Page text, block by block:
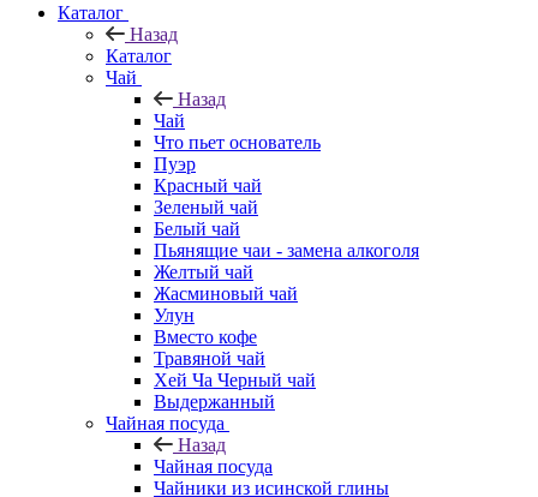
Каталог
Назад
Каталог
Чай
Назад
Чай
Что пьет основатель
Пуэр
Красный чай
Зеленый чай
Белый чай
Пьянящие чаи - замена алкоголя
Желтый чай
Жасминовый чай
Улун
Вместо кофе
Травяной чай
Хей Ча Черный чай
Выдержанный
Чайная посуда
Назад
Чайная посуда
Чайники из исинской глины